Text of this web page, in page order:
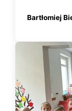
Bartłomiej